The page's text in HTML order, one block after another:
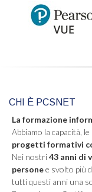
CHI È PCSNET
La formazione
Abbiamo la capacità,
progetti formativi
Nei nostri43 anni di
personee svolto più
tutti questi anni una